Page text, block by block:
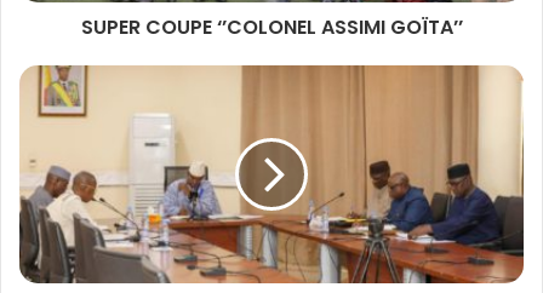
SUPER COUPE ‘’COLONEL ASSIMI GOÏTA’’